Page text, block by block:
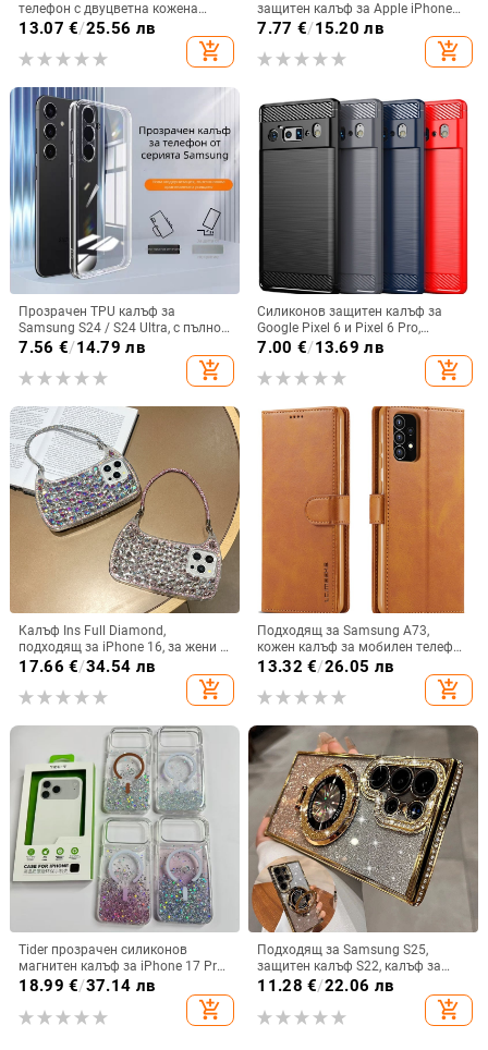
телефон с двуцветна кожена
текстура и флуоресцентни линии,
13.07 €/25.56 лв
add_shopping_cart
защитен калъф за Apple iPhone
11–15 Pro Max, пълен обхват
7.77 €/15.20 лв
add_shopping_cart
Прозрачен TPU калъф за
Samsung S24 / S24 Ultra, с пълно
покритие и защита на камерата
7.56 €/14.79 лв
add_shopping_cart
Силиконов защитен калъф за
Google Pixel 6 и Pixel 6 Pro,
съвместим с Pixel 7a, пълна
7.00 €/13.69 лв
add_shopping_cart
Калъф Ins Full Diamond,
подходящ за iPhone 16, за жени с
14-инчова личност, огледална
рамка с 13 големи отвора и
електролитно покритие, с
17.66 €/34.54 лв
add_shopping_cart
Подходящ за Samsung A73,
кожен калъф за мобилен телефон
A36/A16, калъф за мобилен
телефон A26/A56, флип калъф,
защитен калъф, невидима скоба.
13.32 €/26.05 лв
add_shopping_cart
Tider прозрачен силиконов
магнитен калъф за iPhone 17 Pro
Max, защита срещу падане,
18.99 €/37.14 лв
add_shopping_cart
Подходящ за Samsung S25,
защитен калъф S22, калъф за
мобилен телефон Edge Drill, S24,
прозрачен магнитен държач със
стрази A56, брокат против
11.28 €/22.06 лв
add_shopping_cart